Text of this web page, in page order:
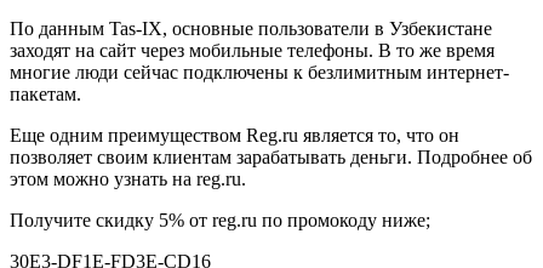
По данным Tas-IX, основные пользователи в Узбекистане
заходят на сайт через мобильные телефоны. В то же время
многие люди сейчас подключены к безлимитным интернет-
пакетам.
Еще одним преимуществом Reg.ru является то, что он
позволяет своим клиентам зарабатывать деньги. Подробнее об
этом можно узнать на reg.ru.
Получите скидку 5% от reg.ru по промокоду ниже;
30E3-DF1E-FD3E-CD16